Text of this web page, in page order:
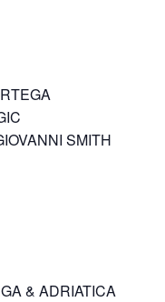
SMITH
& ADRIATICA